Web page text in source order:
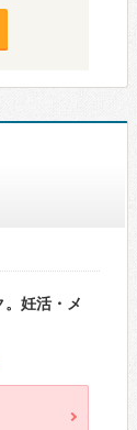
妊活・メ